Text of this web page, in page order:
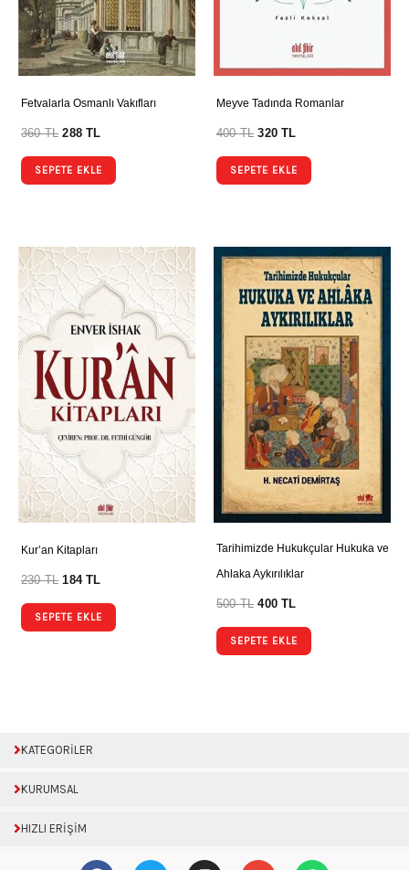
Fetvalarla Osmanlı Vakıfları
360TL 288TL
SEPETE EKLE
Meyve Tadında Romanlar
400TL 320TL
SEPETE EKLE
Kur’an Kitapları
230TL 184TL
SEPETE EKLE
Tarihimizde Hukukçular Hukuka ve
Ahlaka Aykırılıklar
500TL 400TL
SEPETE EKLE
KATEGORİLER
KURUMSAL
HIZLI ERİŞİM